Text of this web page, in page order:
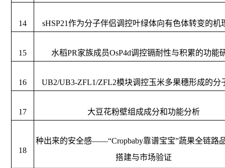
14 sHSP21作为分子伴侣调控叶绿体向有色体转变的机
15 水稻PR家族成员OsP4d调控镉耐性与积累的功能
16 UB2/UB3-ZFL1/ZFL2模块调控玉米多果穗形成的分
17 大豆花粉壁组成成分和功能分析
18
种出来的安全感——“Cropbaby靠谱宝宝”蔬果全链路
搭建与市场验证